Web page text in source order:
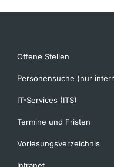
Offene Stellen
Personensuche (nur
IT-Services (ITS)
Termine und Fristen
Vorlesungsverzeichnis
Intranet